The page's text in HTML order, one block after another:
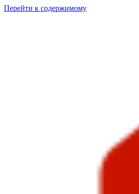
Перейти к содержимому